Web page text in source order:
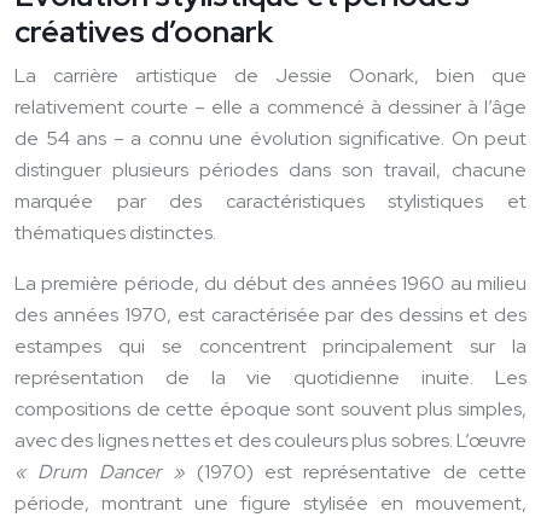
créatives d’oonark
La carrière artistique de Jessie Oonark, bien que
relativement courte – elle a commencé à dessiner à l’âge
de 54 ans – a connu une évolution significative. On peut
distinguer plusieurs périodes dans son travail, chacune
marquée par des caractéristiques stylistiques et
thématiques distinctes.
La première période, du début des années 1960 au milieu
des années 1970, est caractérisée par des dessins et des
estampes qui se concentrent principalement sur la
représentation de la vie quotidienne inuite. Les
compositions de cette époque sont souvent plus simples,
avec des lignes nettes et des couleurs plus sobres. L’œuvre
« Drum Dancer » (1970) est représentative de cette
période, montrant une figure stylisée en mouvement,